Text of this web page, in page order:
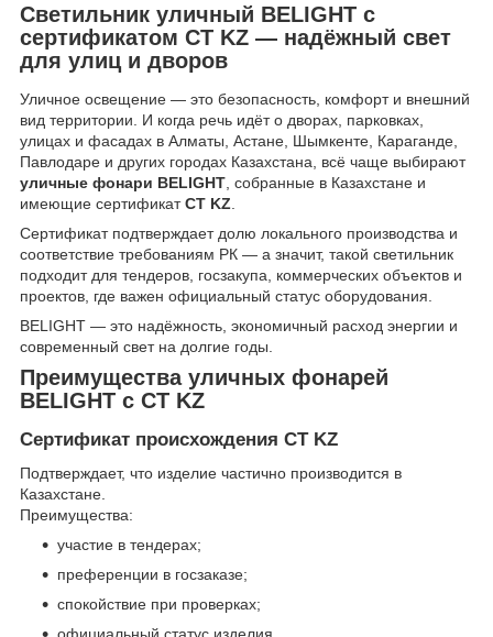
Светильник уличный BELIGHT с
сертификатом СТ KZ — надёжный свет
для улиц и дворов
Уличное освещение — это безопасность, комфорт и внешний
вид территории. И когда речь идёт о дворах, парковках,
улицах и фасадах в Алматы, Астане, Шымкенте, Караганде,
Павлодаре и других городах Казахстана, всё чаще выбирают
уличные фонари BELIGHT, собранные в Казахстане и
имеющие сертификатСТ KZ.
Сертификат подтверждает долю локального производства и
соответствие требованиям РК — а значит, такой светильник
подходит для тендеров, госзакупа, коммерческих объектов и
проектов, где важен официальный статус оборудования.
BELIGHT — это надёжность, экономичный расход энергии и
современный свет на долгие годы.
Преимущества уличных фонарей
BELIGHT с СТ KZ
Сертификат происхождения СТ KZ
Подтверждает, что изделие частично производится в
Казахстане.
Преимущества:
участие в тендерах;
преференции в госзаказе;
спокойствие при проверках;